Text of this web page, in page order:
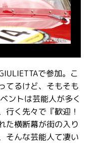
で参加。こ
てるけど、そもそも
ントは芸能人が多く
行く先々で『歓迎！
た横断幕が街の入り
そんな芸能人て凄い